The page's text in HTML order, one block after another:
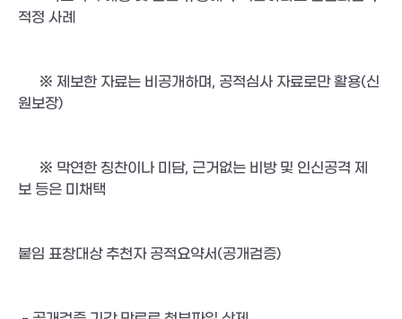
적정 사례
※ 제보한 자료는 비공개하며, 공적심사 자료로만 활용(신
원보장)
※ 막연한 칭찬이나 미담, 근거없는 비방 및 인신공격 제
보 등은 미채택
붙임 표창대상 추천자 공적요약서(공개검증)